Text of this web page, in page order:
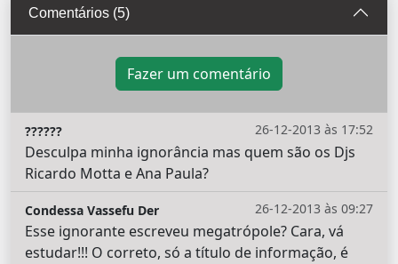
Comentários (5)
Fazer um comentário
26-12-2013 às 17:52
??????
Desculpa minha ignorância mas quem são os Djs
Ricardo Motta e Ana Paula?
26-12-2013 às 09:27
Condessa Vassefu Der
Esse ignorante escreveu megatrópole? Cara, vá
estudar!!! O correto, só a título de informação, é